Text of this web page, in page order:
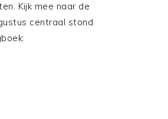
Kijk mee naar de
centraal stond